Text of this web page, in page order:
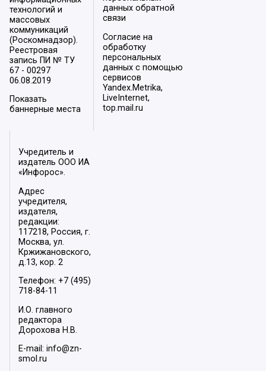
технологий и
массовых
коммуникаций
(Роскомнадзор).
Реестровая
запись ПИ № ТУ
67 - 00297
06.08.2019
Показать
баннерные места
данных обратной
связи
Согласие на
обработку
персональных
данных с помощью
сервисов
Yandex.Metrika,
LiveInternet,
top.mail.ru
Учредитель и
издатель ООО ИА
«Инфорос».
Адрес
учредителя,
издателя,
редакции:
117218, Россия, г.
Москва, ул.
Кржижановского,
д.13, кор. 2
Телефон: +7 (495)
718-84-11
И.О. главного
редактора
Дорохова Н.В.
E-mail: info@zn-
smol.ru